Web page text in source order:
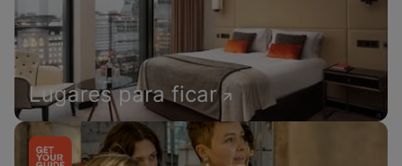
Lugares para ficar